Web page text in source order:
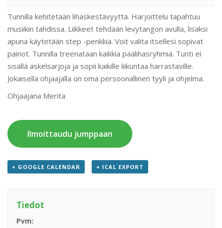
Tunnilla kehitetään lihaskestävyyttä. Harjoittelu tapahtuu
musiikin tahdissa. Liikkeet tehdään levytangon avulla, lisäksi
apuna käytetään step -penkkiä. Voit valita itsellesi sopivat
painot. Tunnilla treenataan kaikkia päälihasryhmiä. Tunti ei
sisällä askelsarjoja ja sopii kaikille liikuntaa harrastaville.
Jokaisella ohjaajalla on oma persoonallinen tyyli ja ohjelma.
Ohjaajana Merita
Ilmoittaudu jumppaan
+ GOOGLE CALENDAR + ICAL EXPORT
Tiedot
Pvm: